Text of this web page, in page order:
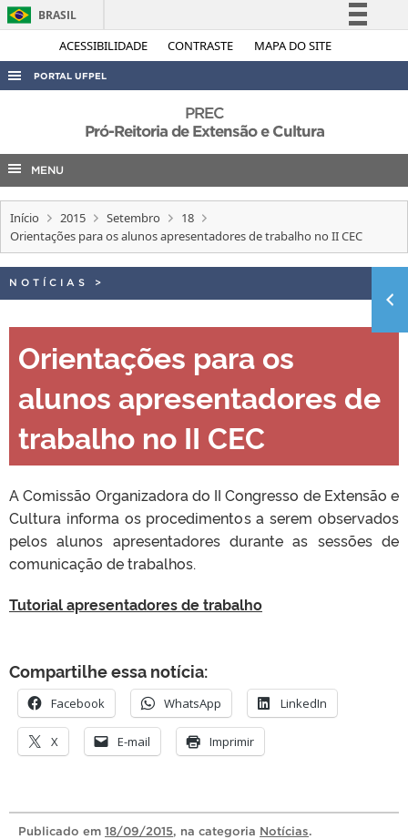
ACESSIBILIDADE CONTRASTE MAPA DO SITE
BRASIL
Simplifique!
Acesso à informação
Legislação
PORTAL UFPEL
AUDITORIA
COBALTO
CONCURSOS
EDITAIS
TELEFONES
PREC
Pró-Reitoria de Extensão e Cultura
MENU
Início 2015 Setembro
18
Orientações para os alunos apresentadores de trabalho no II CEC
NOTÍCIAS >
Orientações para os
alunos apresentadores de
trabalho no II CEC
A Comissão Organizadora do II Congresso de Extensão e
Cultura informa os procedimentos a serem observados
pelos alunos apresentadores durante as sessões de
comunicação de trabalhos.
Tutorial apresentadores de trabalho
Compartilhe essa notícia:
Facebook WhatsApp LinkedIn
X E-mail Imprimir
Publicado em 18/09/2015, na categoria Notícias.